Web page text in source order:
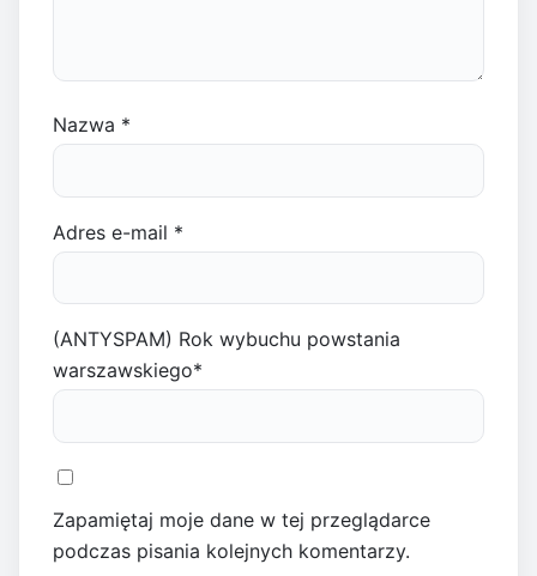
Nazwa *
Adres e-mail *
(ANTYSPAM) Rok wybuchu powstania
warszawskiego*
Zapamiętaj moje dane w tej przeglądarce
podczas pisania kolejnych komentarzy.